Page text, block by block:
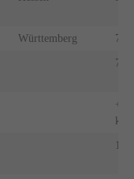
Württemberg 7.
7.
+66
kg
1.